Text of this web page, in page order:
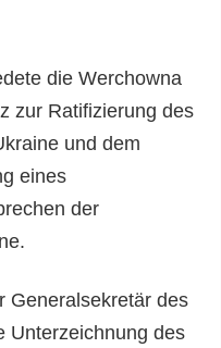
die Werchowna
zur Ratifizierung des
und dem
eines
der
Generalsekretär des
Unterzeichnung des